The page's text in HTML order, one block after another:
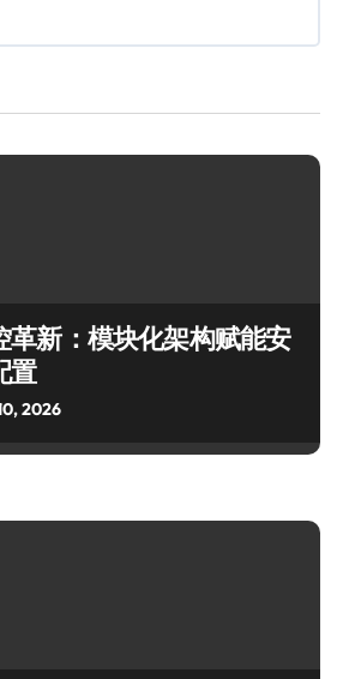
革新：模块化架构赋能安
置
2026